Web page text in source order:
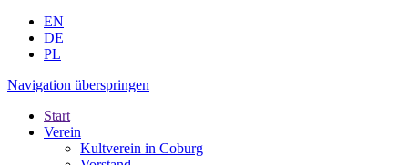
EN
DE
PL
Navigation überspringen
Start
Verein
Kultverein in Coburg